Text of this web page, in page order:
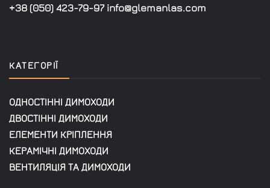
+38 (050) 423-79-97 info@glemanlas.com
КАТЕГОРІЇ
ОДНОСТІННІ ДИМОХОДИ
ДВОСТІННІ ДИМОХОДИ
ЕЛЕМЕНТИ КРІПЛЕННЯ
КЕРАМІЧНІ ДИМОХОДИ
ВЕНТИЛЯЦІЯ ТА ДИМОХОДИ